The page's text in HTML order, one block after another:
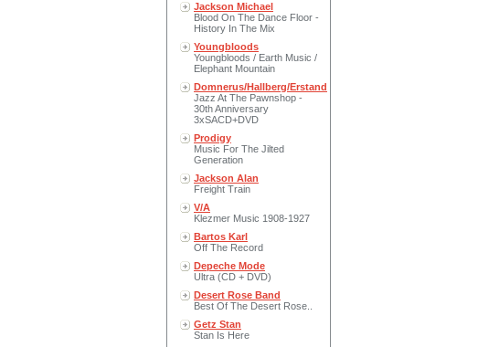
Jackson Michael
Blood On The Dance Floor -
History In The Mix
Youngbloods
Youngbloods / Earth Music /
Elephant Mountain
Domnerus/Hallberg/Erstand
Jazz At The Pawnshop -
30th Anniversary
3xSACD+DVD
Prodigy
Music For The Jilted
Generation
Jackson Alan
Freight Train
V/A
Klezmer Music 1908-1927
Bartos Karl
Off The Record
Depeche Mode
Ultra (CD + DVD)
Desert Rose Band
Best Of The Desert Rose..
Getz Stan
Stan Is Here